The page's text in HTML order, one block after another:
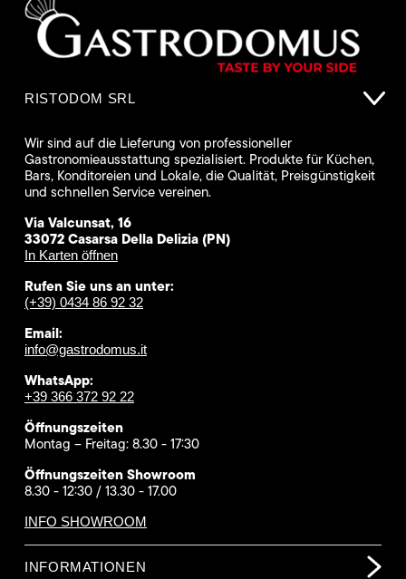
RISTODOM SRL
Wir sind auf die Lieferung von professioneller
Gastronomieausstattung spezialisiert. Produkte für Küchen,
Bars, Konditoreien und Lokale, die Qualität, Preisgünstigkeit
und schnellen Service vereinen.
Via Valcunsat, 16
33072 Casarsa Della Delizia (PN)
In Karten öffnen
Rufen Sie uns an unter:
(+39) 0434 86 92 32
Email:
info@gastrodomus.it
WhatsApp:
+39 366 372 92 22
Öffnungszeiten
Montag – Freitag: 8.30 - 17:30
Öffnungszeiten Showroom
8.30 - 12:30 / 13.30 - 17.00
INFO SHOWROOM
INFORMATIONEN